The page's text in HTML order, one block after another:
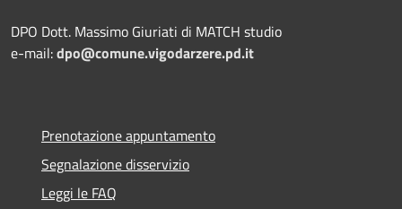
DPO Dott. Massimo Giuriati di MATCH studio
e-mail:dpo@comune.vigodarzere.pd.it
Prenotazione appuntamento
Segnalazione disservizio
Leggi le FAQ